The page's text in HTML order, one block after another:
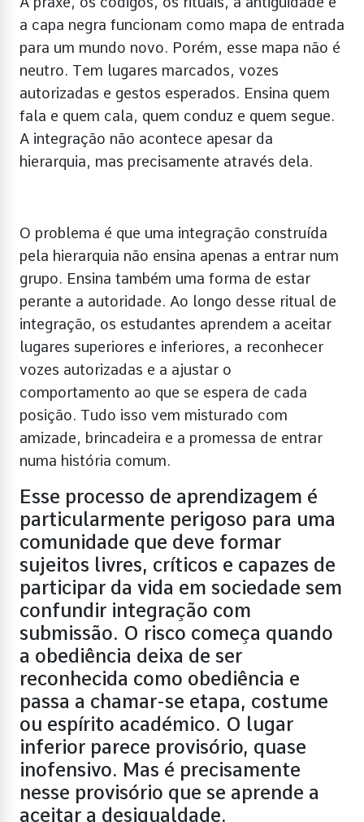
a capa negra funcionam como mapa de entrada
para um mundo novo. Porém, esse mapa não é
neutro. Tem lugares marcados, vozes
autorizadas e gestos esperados. Ensina quem
fala e quem cala, quem conduz e quem segue.
A integração não acontece apesar da
hierarquia, mas precisamente através dela.
O problema é que uma integração construída
pela hierarquia não ensina apenas a entrar num
grupo. Ensina também uma forma de estar
perante a autoridade. Ao longo desse ritual de
integração, os estudantes aprendem a aceitar
lugares superiores e inferiores, a reconhecer
vozes autorizadas e a ajustar o
comportamento ao que se espera de cada
posição. Tudo isso vem misturado com
amizade, brincadeira e a promessa de entrar
numa história comum.
Esse processo de aprendizagem é
particularmente perigoso para uma
comunidade que deve formar
sujeitos livres, críticos e capazes de
participar da vida em sociedade sem
confundir integração com
submissão. O risco começa quando
a obediência deixa de ser
reconhecida como obediência e
passa a chamar-se etapa, costume
ou espírito académico. O lugar
inferior parece provisório, quase
inofensivo. Mas é precisamente
nesse provisório que se aprende a
aceitar a desigualdade.